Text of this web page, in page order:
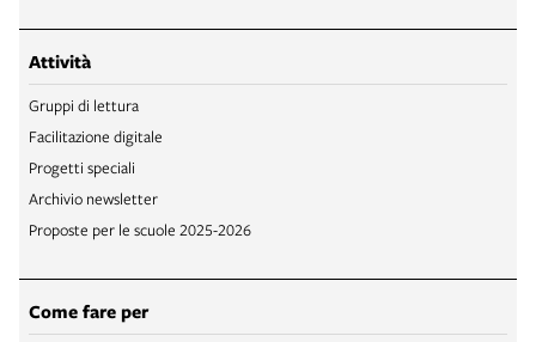
Attività
Gruppi di lettura
Facilitazione digitale
Progetti speciali
Archivio newsletter
Proposte per le scuole 2025-2026
Come fare per